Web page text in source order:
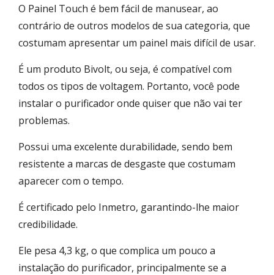
O Painel Touch é bem fácil de manusear, ao
contrário de outros modelos de sua categoria, que
costumam apresentar um painel mais difícil de usar.
É um produto Bivolt, ou seja, é compatível com
todos os tipos de voltagem. Portanto, você pode
instalar o purificador onde quiser que não vai ter
problemas.
Possui uma excelente durabilidade, sendo bem
resistente a marcas de desgaste que costumam
aparecer com o tempo.
É certificado pelo Inmetro, garantindo-lhe maior
credibilidade.
Ele pesa 4,3 kg, o que complica um pouco a
instalação do purificador, principalmente se a